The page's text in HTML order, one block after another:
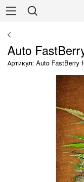
Auto
Артикул: Auto FastBerry